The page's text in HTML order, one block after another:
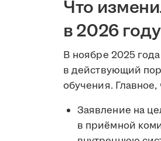
Что
в 2026 году
В ноябре 2025
в действующий
обучения. Главное,
Заявление на
в приёмной